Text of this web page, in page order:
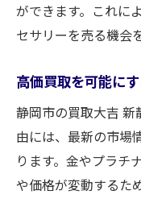
ができます。これに
セサリーを売る機会
高価買取を可能に
静岡市の買取大吉
由には、最新の市場
ります。金やプラチ
や価格が変動するた